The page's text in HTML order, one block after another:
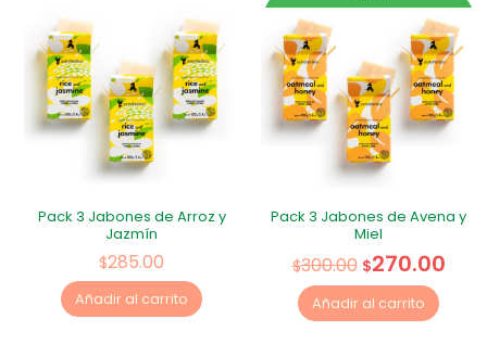
Pack 3 Jabones de Arroz y
Jazmín
$285.00
Añadir al carrito
Pack 3 Jabones de Avena y
Miel
$300.00 $270.00
Añadir al carrito